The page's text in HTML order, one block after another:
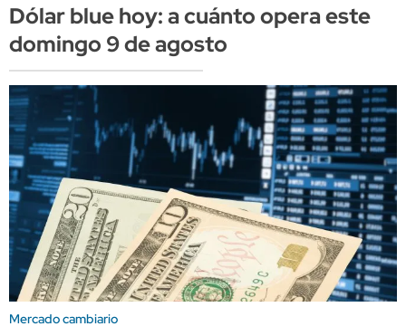
Dólar blue hoy: a cuánto opera este
domingo 9 de agosto
Mercado cambiario